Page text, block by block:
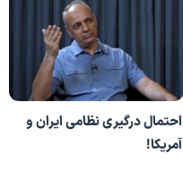
احتمال درگیری نظامی ایران و
آمریکا!